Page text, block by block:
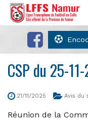
CSP du 25-
21/11/2025 Avis du
Réunion de la